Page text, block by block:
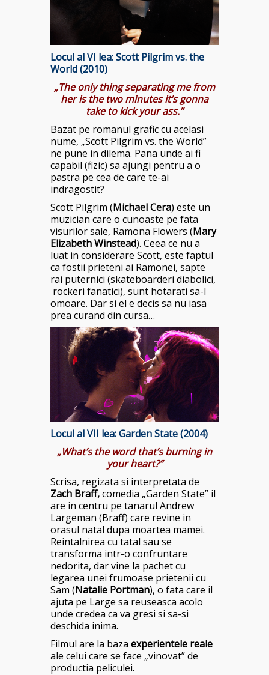
Locul al VI lea:Scott Pilgrim vs. the
World (2010)
„The only thing separating me from
her is the two minutes it’s gonna
take to kick your ass.”
Bazat pe romanul grafic cu acelasi
nume, „Scott Pilgrim vs. the World”
ne pune in dilema. Pana unde ai fi
capabil (fizic) sa ajungi pentru a o
pastra pe cea de care te-ai
indragostit?
Scott Pilgrim (Michael Cera) este un
muzician care o cunoaste pe fata
visurilor sale, Ramona Flowers (Mary
Elizabeth Winstead). Ceea ce nu a
luat in considerare Scott, este faptul
ca fostii prieteni ai Ramonei, sapte
rai puternici (skateboarderi diabolici,
rockeri fanatici), sunt hotarati sa-l
omoare. Dar si el e decis sa nu iasa
prea curand din cursa…
Locul al VII lea:Garden State (2004)
„What’s the word that’s burning in
your heart?”
Scrisa, regizata si interpretata de
Zach Braff,comedia „Garden State” il
are in centru pe tanarul Andrew
Largeman (Braff) care revine in
orasul natal dupa moartea mamei.
Reintalnirea cu tatal sau se
transforma intr-o confruntare
nedorita, dar vine la pachet cu
legarea unei frumoase prietenii cu
Sam (Natalie Portman), o fata care il
ajuta pe Large sa reuseasca acolo
unde credea ca va gresi si sa-si
deschida inima.
Filmul are la baza experientele reale
ale celui care se face „vinovat” de
productia peliculei.